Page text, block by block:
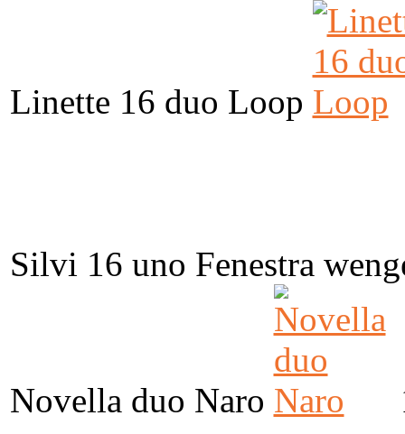
Linette 16 duo Loop
Silvi 16 uno Fenestra
Novella duo Naro